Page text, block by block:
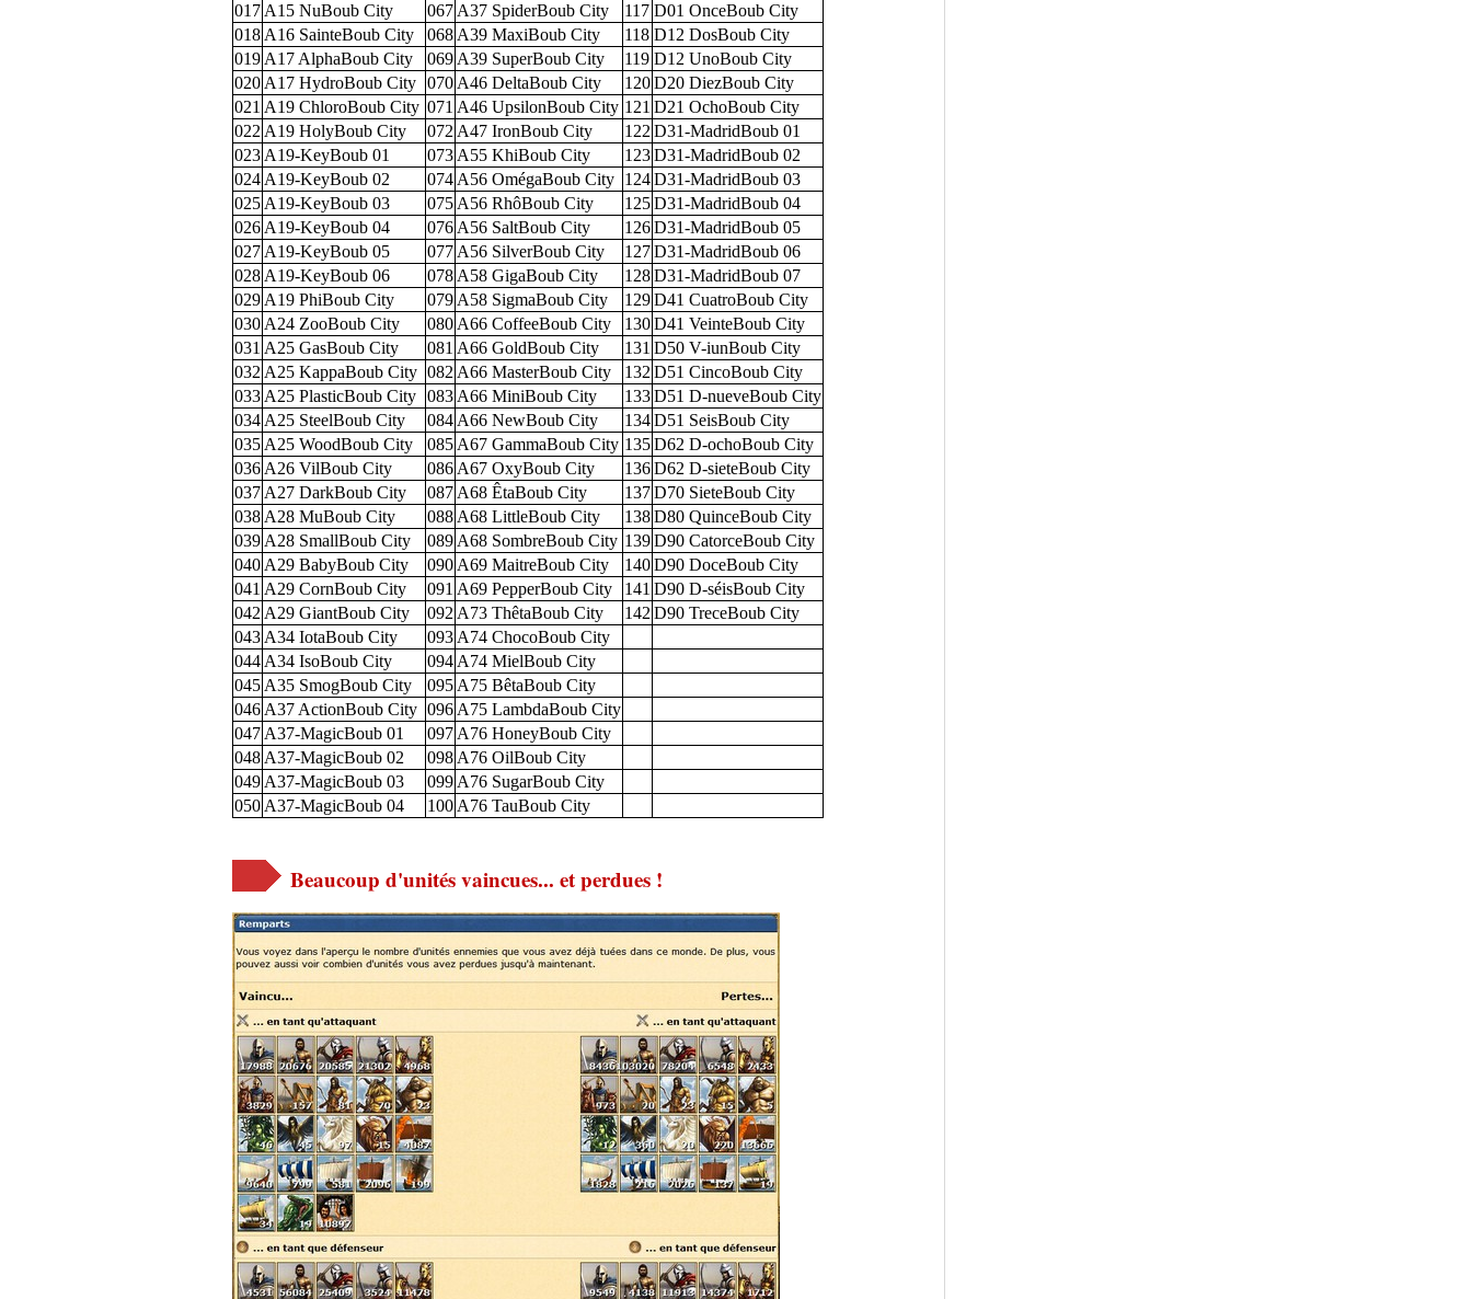
017 A15 NuBoub City 067 A37 SpiderBoub City 117 D01 OnceBoub City
018 A16 SainteBoub City 068 A39 MaxiBoub City 118 D12 DosBoub City
019 A17 AlphaBoub City 069 A39 SuperBoub City 119 D12 UnoBoub City
020 A17 HydroBoub City 070 A46 DeltaBoub City 120D20 DiezBoub City
021 A19 ChloroBoub City 071 A46 UpsilonBoub City 121 D21 OchoBoub City
022 A19 HolyBoub City 072 A47 IronBoub City 122 D31-MadridBoub 01
023 A19-KeyBoub 01 073 A55 KhiBoub City 123D31-MadridBoub 02
024 A19-KeyBoub 02 074 A56 OmégaBoub City 124D31-MadridBoub 03
025 A19-KeyBoub 03 075 A56 RhôBoub City 125D31-MadridBoub 04
026 A19-KeyBoub 04 076 A56 SaltBoub City 126D31-MadridBoub 05
027 A19-KeyBoub 05 077 A56 SilverBoub City 127D31-MadridBoub 06
028 A19-KeyBoub 06 078 A58 GigaBoub City 128D31-MadridBoub 07
029 A19 PhiBoub City 079 A58 SigmaBoub City 129D41 CuatroBoub City
030 A24 ZooBoub City 080 A66 CoffeeBoub City 130D41 VeinteBoub City
031 A25 GasBoub City 081 A66 GoldBoub City 131 D50 V-iunBoub City
032 A25 KappaBoub City 082 A66 MasterBoub City 132 D51 CincoBoub City
033 A25 PlasticBoub City 083 A66 MiniBoub City 133D51 D-nueveBoub City
034 A25 SteelBoub City 084 A66 NewBoub City 134D51 SeisBoub City
035 A25 WoodBoub City 085 A67 GammaBoub City 135D62 D-ochoBoub City
036 A26 VilBoub City 086 A67 OxyBoub City 136D62 D-sieteBoub City
037 A27 DarkBoub City 087 A68 ÊtaBoub City 137D70 SieteBoub City
038 A28 MuBoub City 088 A68 LittleBoub City 138D80 QuinceBoub City
039 A28 SmallBoub City 089 A68 SombreBoub City 139D90 CatorceBoub City
040 A29 BabyBoub City 090 A69 MaitreBoub City 140D90 DoceBoub City
041 A29 CornBoub City 091 A69 PepperBoub City 141 D90 D-séisBoub City
042 A29 GiantBoub City 092 A73 ThêtaBoub City 142 D90 TreceBoub City
043 A34 IotaBoub City 093 A74 ChocoBoub City
044 A34 IsoBoub City 094 A74 MielBoub City
045 A35 SmogBoub City 095 A75 BêtaBoub City
046 A37 ActionBoub City 096 A75 LambdaBoub City
047 A37-MagicBoub 01 097 A76 HoneyBoub City
048 A37-MagicBoub 02 098 A76 OilBoub City
049 A37-MagicBoub 03 099 A76 SugarBoub City
050 A37-MagicBoub 04 100 A76 TauBoub City
Beaucoup d'unités vaincues... et perdues !